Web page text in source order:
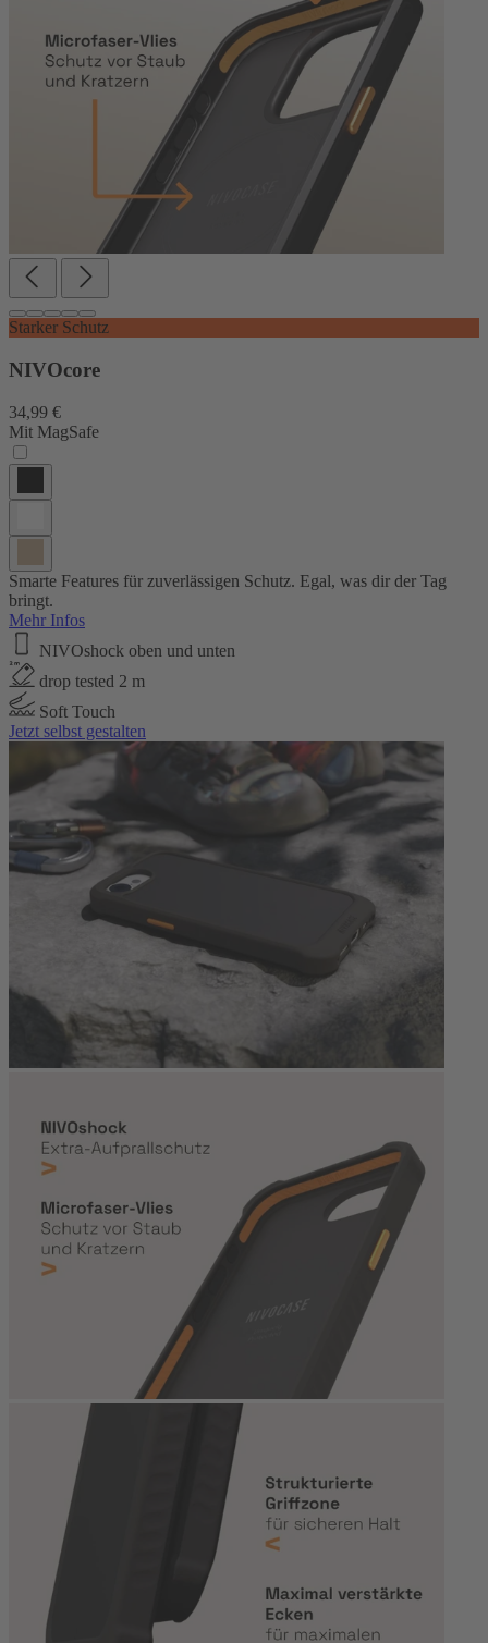
Starker Schutz
NIVOcore
34,99 €
Mit MagSafe
Smarte Features für zuverlässigen Schutz. Egal, was dir der Tag
bringt.
Mehr Infos
NIVOshock oben und unten
drop tested 2 m
Soft Touch
Jetzt selbst gestalten